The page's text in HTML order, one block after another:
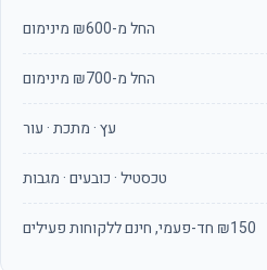
החל מ-₪600 מינימום
החל מ-₪700 מינימום
עץ · מתכת · עור
טכסטיל · כובעים · מגבות
₪150 חד-פעמי, חינם ללקוחות פעילים